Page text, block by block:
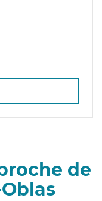
de